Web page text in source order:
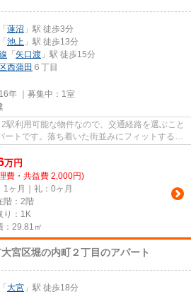
「 蓮沼 」駅 徒歩3分
「 池上 」駅 徒歩13分
「 矢口渡 」駅 徒歩15分
西蒲田 ６丁目
年 ｜募集中： 1室
駅利用可能な物件なので、交通経路を選ぶこと
ートです。落ち着いた街並みにフィットする外
万円
費・共益費 2,000円)
1ヶ月｜礼：0ヶ月
階：2階
り：1K
：29.81㎡
宮区堀の内町２丁目のアパート
「 大宮 」駅 徒歩18分